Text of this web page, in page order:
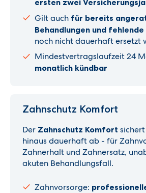
ersten zwei
Gilt auch für bereits
Behandlungen und fehlende
noch nicht dauerhaft ersetzt
Mindestvertragslaufzeit 24
monatlich kündbar
Zahnschutz Komfort
Der Zahnschutz Komfort
hinaus dauerhaft ab - für
Zahnerhalt und Zahnersatz,
akuten Behandlungsfall.
Zahnvorsorge: